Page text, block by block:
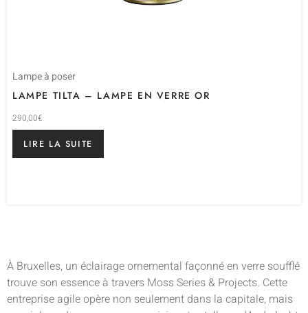
Lampe à poser
LAMPE TILTA – LAMPE EN VERRE OR
290,00€
LIRE LA SUITE
À Bruxelles, un éclairage ornemental façonné en verre soufflé
trouve son essence à travers Moss Series & Projects. Cette
entreprise agile opère non seulement dans la capitale, mais